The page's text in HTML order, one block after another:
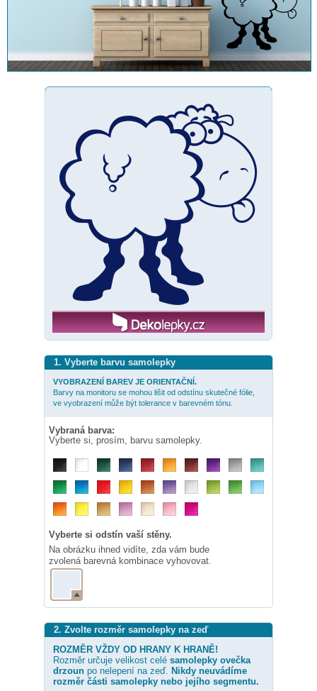
1. Vyberte barvu samolepky
VYOBRAZENÍ BAREV JE ORIENTAČNÍ.
Barvy na monitoru se mohou lišit od odstínu skutečné fólie,
ve vyobrazení může být tolerance v barevném tónu.
Vybraná barva:
Vyberte si, prosím, barvu samolepky.
Vyberte si odstín vaší stěny.
Na obrázku ihned vidíte, zda vám bude
zvolená barevná kombinace vyhovovat.
2. Zvolte rozměr samolepky na zeď
ROZMĚR VŽDY OD HRANY K HRANĚ!
Rozměr určuje velikost celé samolepky ovečka
drzoun po nelepení na zeď. Nikdy neuvádíme
rozměr části samolepky nebo jejího segmentu.